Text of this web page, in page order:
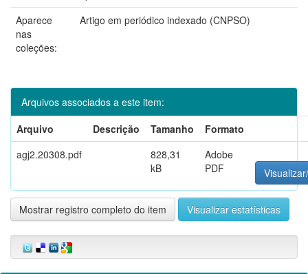
Aparece
nas
coleções:
Artigo em periódico indexado (CNPSO)
Arquivos associados a este item:
Arquivo
Descrição Tamanho
Formato
agj2.20308.pdf
828,31
kB
Adobe
PDF
Mostrar registro completo do item Visualizar estatísticas